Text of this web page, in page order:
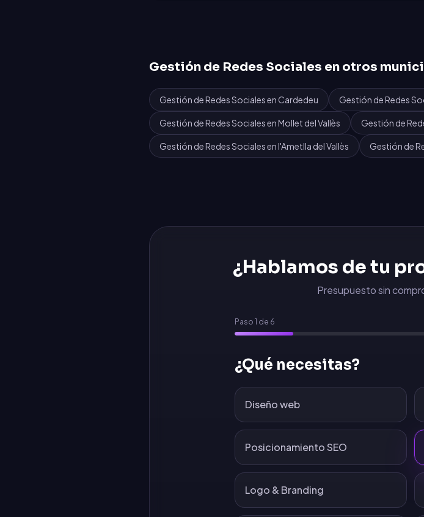
Gestión de Redes Sociales en otros
Gestión de Redes SocialesenCardedeu Gestión de Redes
Gestión de Redes SocialesenMollet del Vallès Gestión de
Gestión de Redes Socialesenl'Ametlla del Vallès Gestión de
¿Hablamos de tu
Presupuesto sin
Paso 1 de 6
¿Qué necesitas?
Diseño web
Posicionamiento SEO
Logo & Branding